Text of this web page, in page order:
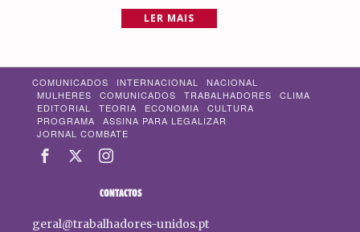
LER MAIS
COMUNICADOS INTERNACIONAL
NACIONAL
MULHERES
COMUNICADOS TRABALHADORES
CLIMA
EDITORIAL
TEORIA ECONOMIA
CULTURA
PROGRAMA
ASSINA PARA LEGALIZAR
JORNAL COMBATE
CONTACTOS
geral@trabalhadores-unidos.pt